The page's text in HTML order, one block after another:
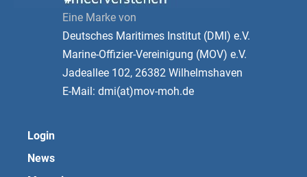
Eine Marke von
Deutsches Maritimes Institut (DMI) e.V.
Marine-Offizier-Vereinigung (MOV) e.V.
Jadeallee 102, 26382 Wilhelmshaven
E-Mail: dmi(at)mov-moh.de
Login
News